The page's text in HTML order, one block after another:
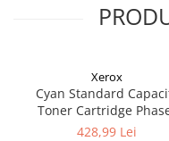
Xerox
Cyan Standard
Toner Cartridge
6510/WorkCentre 6515
428,99 Lei